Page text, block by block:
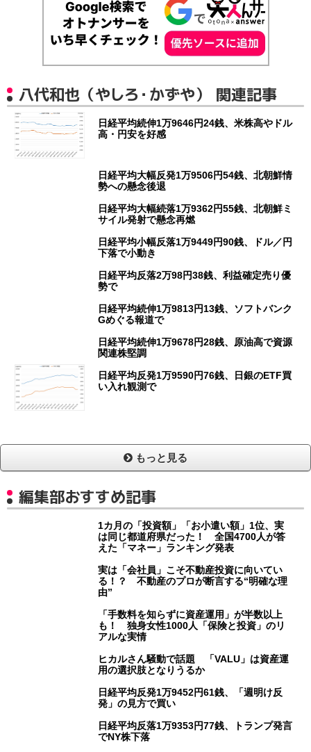
八代和也（やしろ・かずや） 関連記事
日経平均続伸1万9646円24銭、米株高やドル
高・円安を好感
日経平均大幅反発1万9506円54銭、北朝鮮情
勢への懸念後退
日経平均大幅続落1万9362円55銭、北朝鮮ミ
サイル発射で懸念再燃
日経平均小幅反落1万9449円90銭、ドル／円
下落で小動き
日経平均反落2万98円38銭、利益確定売り優
勢で
日経平均続伸1万9813円13銭、ソフトバンク
Gめぐる報道で
日経平均続伸1万9678円28銭、原油高で資源
関連株堅調
日経平均反発1万9590円76銭、日銀のETF買
い入れ観測で
もっと見る
編集部おすすめ記事
1カ月の「投資額」「お小遣い額」1位、実
は同じ都道府県だった！ 全国4700人が答
えた「マネー」ランキング発表
実は「会社員」こそ不動産投資に向いてい
る！？ 不動産のプロが断言する“明確な理
由”
「手数料を知らずに資産運用」が半数以上
も！ 独身女性1000人「保険と投資」のリ
アルな実情
ヒカルさん騒動で話題 「VALU」は資産運
用の選択肢となりうるか
日経平均反発1万9452円61銭、「週明け反
発」の見方で買い
日経平均反落1万9353円77銭、トランプ発言
でNY株下落